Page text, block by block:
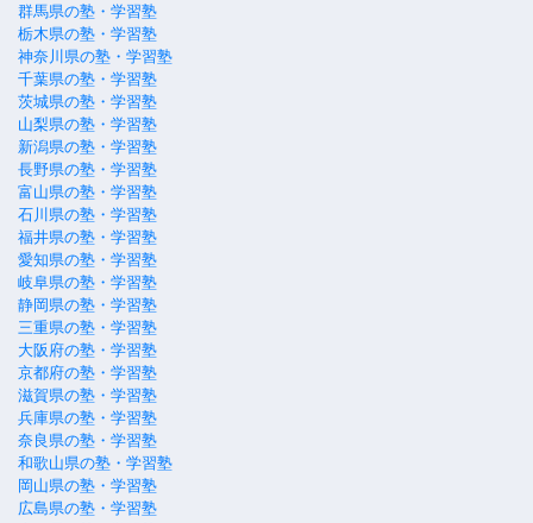
群馬県の塾・学習塾
栃木県の塾・学習塾
神奈川県の塾・学習塾
千葉県の塾・学習塾
茨城県の塾・学習塾
山梨県の塾・学習塾
新潟県の塾・学習塾
長野県の塾・学習塾
富山県の塾・学習塾
石川県の塾・学習塾
福井県の塾・学習塾
愛知県の塾・学習塾
岐阜県の塾・学習塾
静岡県の塾・学習塾
三重県の塾・学習塾
大阪府の塾・学習塾
京都府の塾・学習塾
滋賀県の塾・学習塾
兵庫県の塾・学習塾
奈良県の塾・学習塾
和歌山県の塾・学習塾
岡山県の塾・学習塾
広島県の塾・学習塾